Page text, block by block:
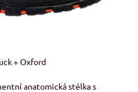
+ Oxford
anatomická stélka s